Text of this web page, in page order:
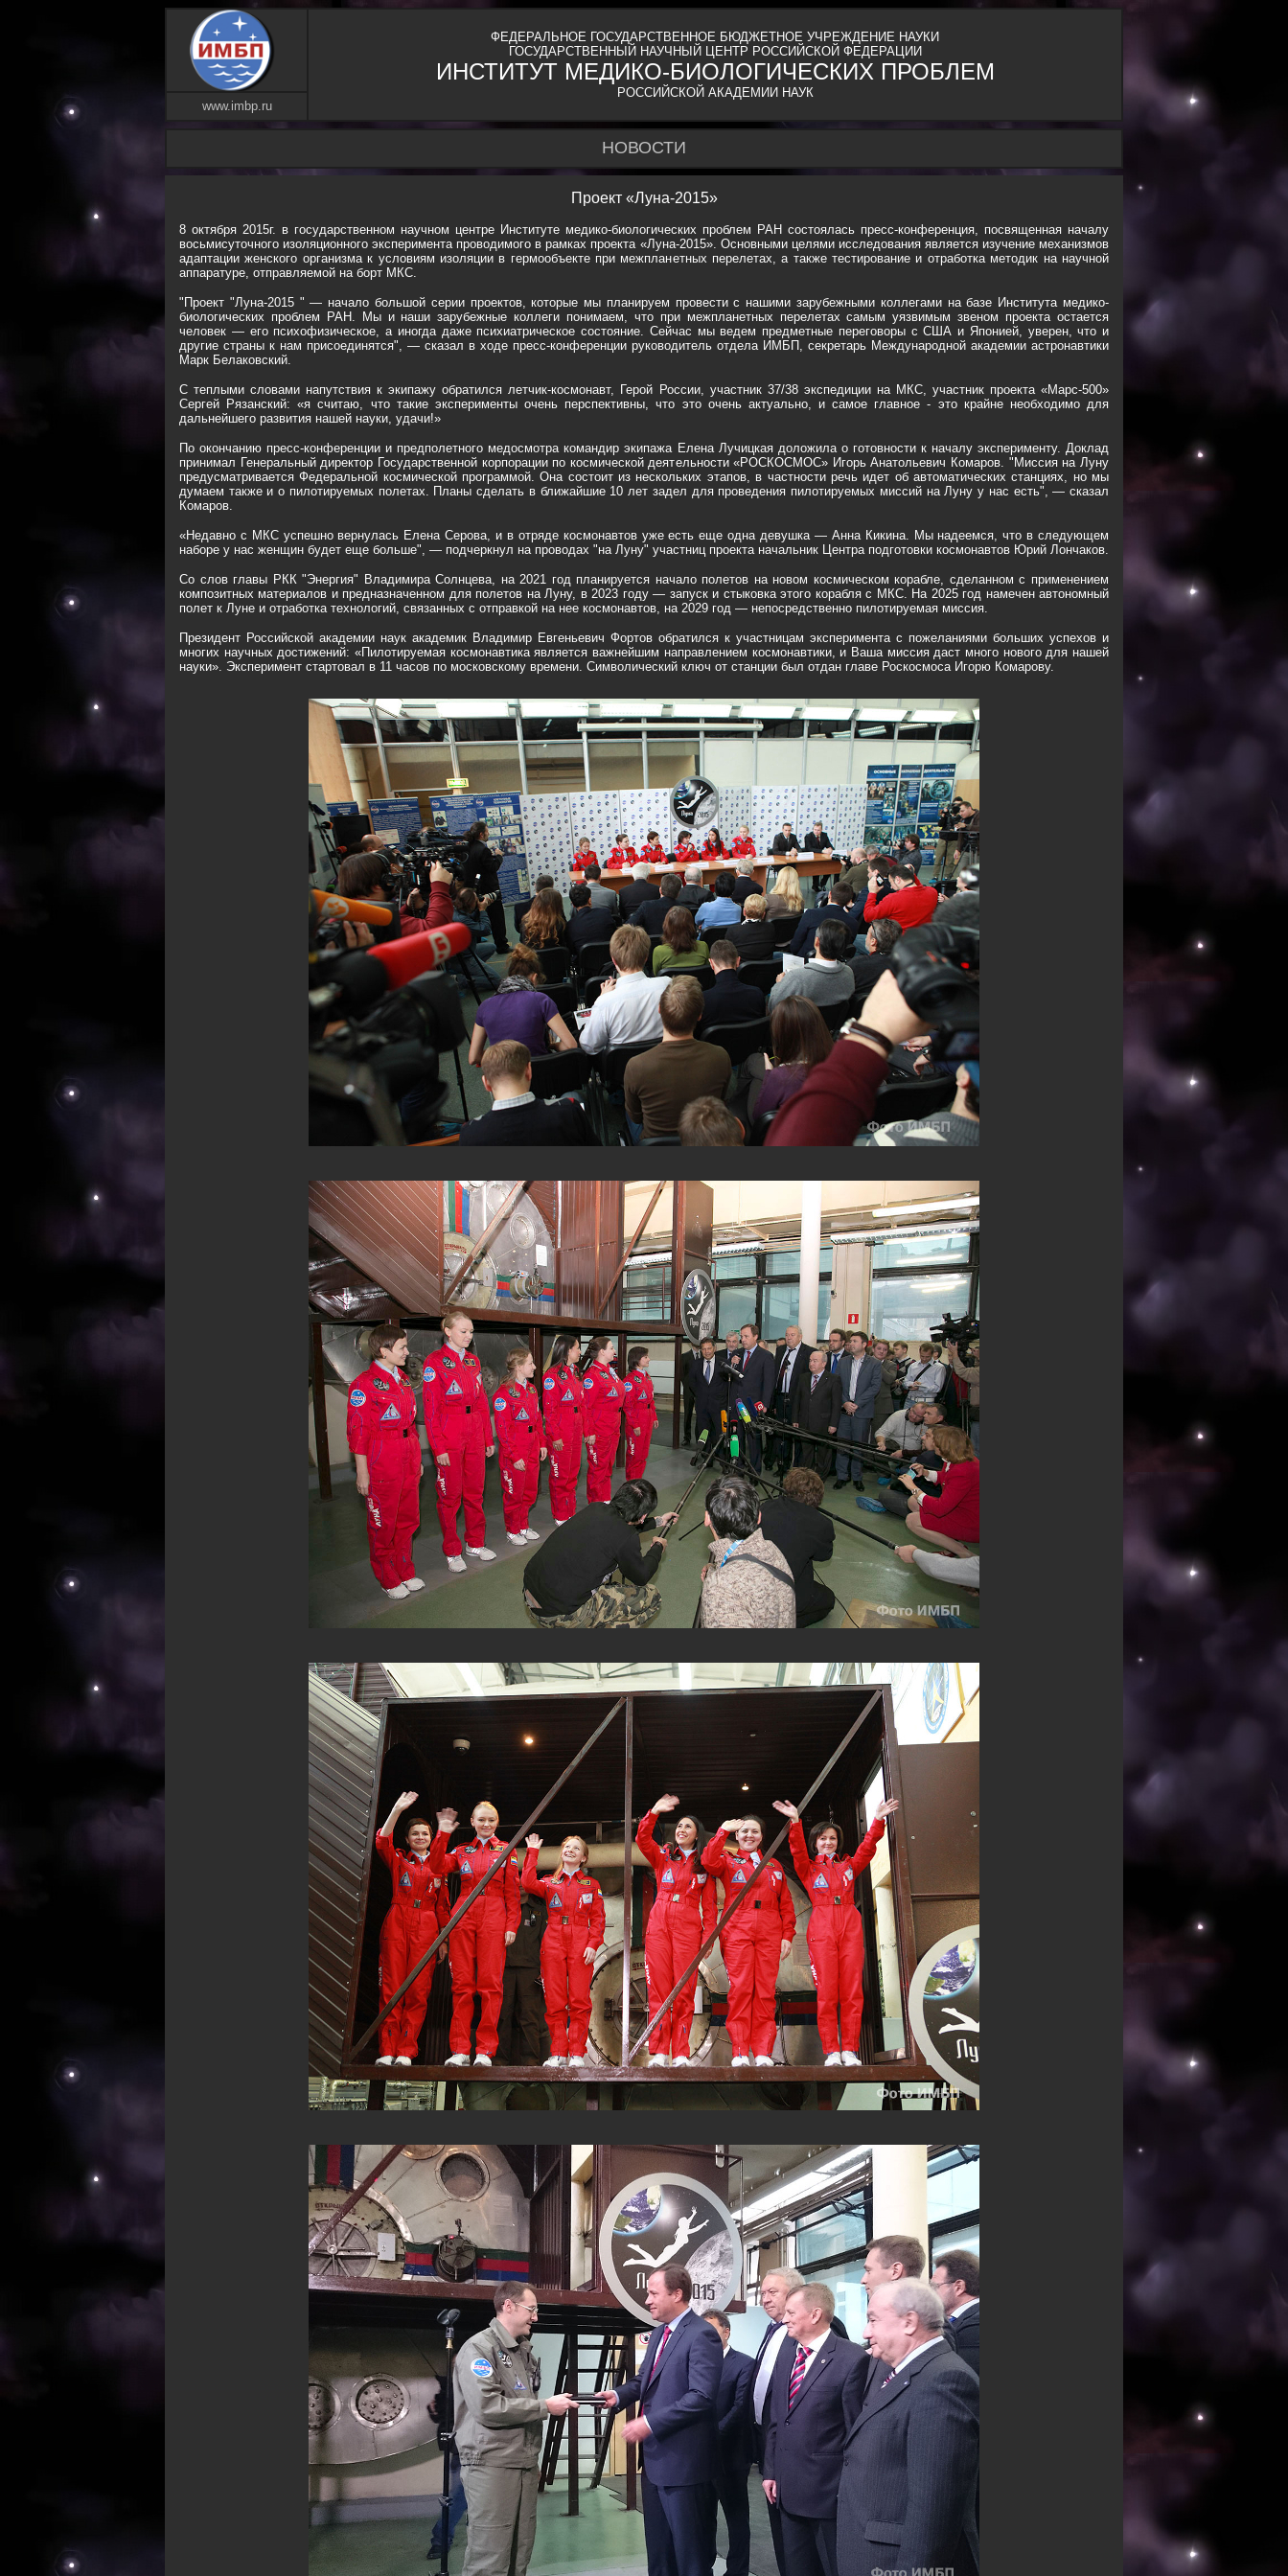
ФЕДЕРАЛЬНОЕ ГОСУДАРСТВЕННОЕ БЮДЖЕТНОЕ УЧРЕЖДЕНИЕ НАУКИ
ГОСУДАРСТВЕННЫЙ НАУЧНЫЙ ЦЕНТР РОССИЙСКОЙ ФЕДЕРАЦИИ
ИНСТИТУТ МЕДИКО-БИОЛОГИЧЕСКИХ ПРОБЛЕМ
РОССИЙСКОЙ АКАДЕМИИ НАУК
www.imbp.ru
НОВОСТИ
Проект «Луна-2015»
8 октября 2015г. в государственном научном центре Институте медико-биологических проблем РАН состоялась пресс-конференция, посвященная началу
восьмисуточного изоляционного эксперимента проводимого в рамках проекта «Луна-2015». Основными целями исследования является изучение механизмов
адаптации женского организма к условиям изоляции в гермообъекте при межпланетных перелетах, а также тестирование и отработка методик на научной
аппаратуре, отправляемой на борт МКС.
"Проект "Луна-2015 " — начало большой серии проектов, которые мы планируем провести с нашими зарубежными коллегами на базе Института медико-
биологических проблем РАН. Мы и наши зарубежные коллеги понимаем, что при межпланетных перелетах самым уязвимым звеном проекта остается
человек — его психофизическое, а иногда даже психиатрическое состояние. Сейчас мы ведем предметные переговоры с США и Японией, уверен, что и
другие страны к нам присоединятся", — сказал в ходе пресс-конференции руководитель отдела ИМБП, секретарь Международной академии астронавтики
Марк Белаковский.
С теплыми словами напутствия к экипажу обратился летчик-космонавт, Герой России, участник 37/38 экспедиции на МКС, участник проекта «Марс-500»
Сергей Рязанский: «я считаю, что такие эксперименты очень перспективны, что это очень актуально, и самое главное - это крайне необходимо для
дальнейшего развития нашей науки, удачи!»
По окончанию пресс-конференции и предполетного медосмотра командир экипажа Елена Лучицкая доложила о готовности к началу эксперименту. Доклад
принимал Генеральный директор Государственной корпорации по космической деятельности «РОСКОСМОС» Игорь Анатольевич Комаров. "Миссия на Луну
предусматривается Федеральной космической программой. Она состоит из нескольких этапов, в частности речь идет об автоматических станциях, но мы
думаем также и о пилотируемых полетах. Планы сделать в ближайшие 10 лет задел для проведения пилотируемых миссий на Луну у нас есть", — сказал
Комаров.
«Недавно с МКС успешно вернулась Елена Серова, и в отряде космонавтов уже есть еще одна девушка — Анна Кикина. Мы надеемся, что в следующем
наборе у нас женщин будет еще больше", — подчеркнул на проводах "на Луну" участниц проекта начальник Центра подготовки космонавтов Юрий Лончаков.
Со слов главы РКК "Энергия" Владимира Солнцева, на 2021 год планируется начало полетов на новом космическом корабле, сделанном с применением
композитных материалов и предназначенном для полетов на Луну, в 2023 году — запуск и стыковка этого корабля с МКС. На 2025 год намечен автономный
полет к Луне и отработка технологий, связанных с отправкой на нее космонавтов, на 2029 год — непосредственно пилотируемая миссия.
Президент Российской академии наук академик Владимир Евгеньевич Фортов обратился к участницам эксперимента с пожеланиями больших успехов и
многих научных достижений: «Пилотируемая космонавтика является важнейшим направлением космонавтики, и Ваша миссия даст много нового для нашей
науки». Эксперимент стартовал в 11 часов по московскому времени. Символический ключ от станции был отдан главе Роскосмоса Игорю Комарову.